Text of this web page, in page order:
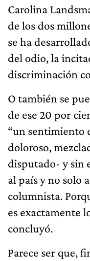
Carolina
de los dos
se ha
del odio, la
discriminación
O también se
de ese 20 por
“un sentimiento
doloroso,
disputado- y sin
al país y no solo
columnista.
es exactamente
concluyó.
Parece ser que,